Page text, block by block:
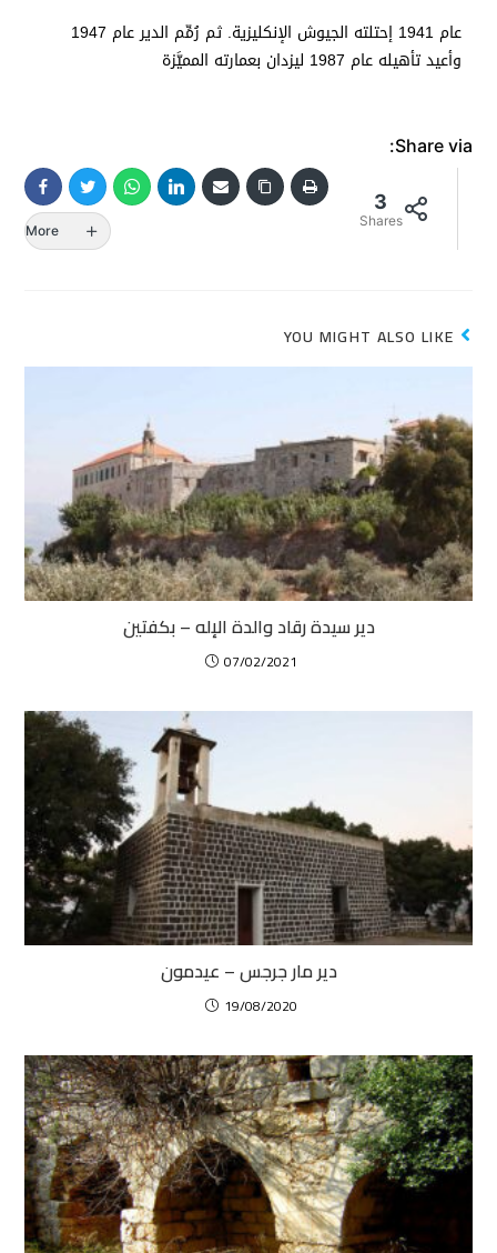
عام 1941 إحتلته الجيوش الإنكليزية. ثم رُمِّم الدير عام 1947
وأعيد تأهيله عام 1987 ليزدان بعمارته المميَّزة
Share via:
3
Shares
More
YOU MIGHT ALSO LIKE
دير سيدة رقاد والدة الإله – بكفتين
07/02/2021
دير مار جرجس – عيدمون
19/08/2020